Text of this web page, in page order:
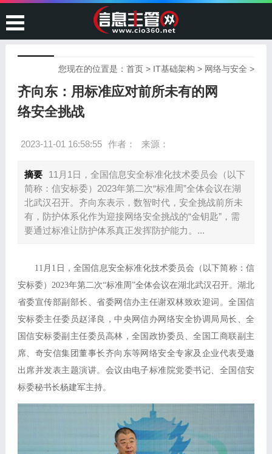
您现在的位置是：首页 > IT基础架构 > 网络与安全 >
齐向东：用标准应对前所未有的网
络安全挑战
2023-11-01 16:58:55 作者： 来源：
摘要
11月1日，全国信息安全标准化技术委员会（以下
简称：信安标委）2023年第二次“标准周”全体会议在湖
北武汉召开。齐向东表示，数智时代，安全挑战前所未
有，防护体系化作为迎接网络安全挑战的“金钥匙”，需
要通过标准让防护体系真正发挥防护能力。...
11月1日，全国信息安全标准化技术委员会（以下简称：信
安标委）2023年第二次“标准周”全体会议在湖北武汉召开。湖北
省委宣传部副部长、省委网信办主任谢双林致欢迎词。全国信
安标委主任委员赵泽良，中央网信办网络安全协调局局长、全
国信安标委副主任委员高林，全国政协委员、全国工商联副主
席、奇安信集团董事长齐向东等网络安全专家及企业代表受邀
出席并发表主题演讲。会议由电子标准院党委书记、全国信安
标委秘书长杨建军主持。